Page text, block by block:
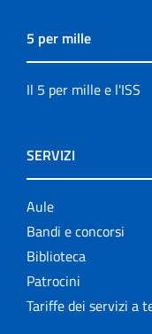
5 per mille
Il 5 per mille e l'ISS
SERVIZI
Aule
Bandi e concorsi
Biblioteca
Patrocini
Tariffe dei servizi a